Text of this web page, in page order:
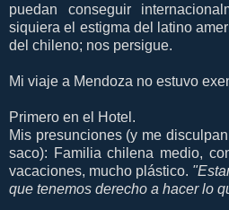
puedan conseguir
siquiera el estigma del latino
del chileno; nos persigue.
Mi viaje a Mendoza no estuvo
Primero en el Hotel.
Mis presunciones (y me
saco): Familia chilena medio,
vacaciones, mucho plástico.
que tenemos derecho a hacer lo